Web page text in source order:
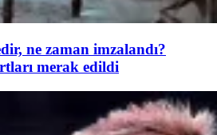
ne zaman imzalandı?
merak edildi